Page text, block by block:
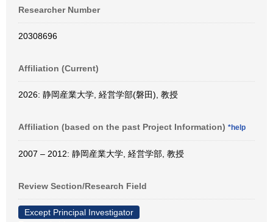
Researcher Number
20308696
Affiliation (Current)
2026: 静岡産業大学, 経営学部(磐田), 教授
Affiliation (based on the past Project Information) *help
2007 – 2012: 静岡産業大学, 経営学部, 教授
Review Section/Research Field
Except Principal Investigator